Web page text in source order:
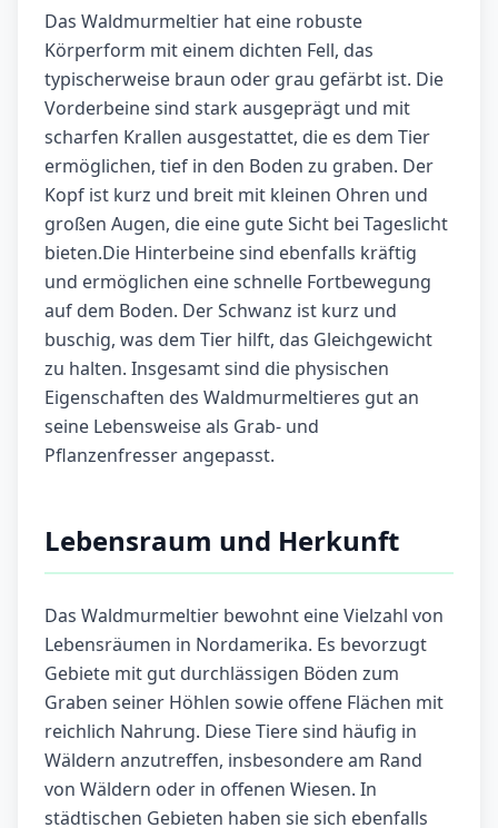
Das Waldmurmeltier hat eine robuste
Körperform mit einem dichten Fell, das
typischerweise braun oder grau gefärbt ist. Die
Vorderbeine sind stark ausgeprägt und mit
scharfen Krallen ausgestattet, die es dem Tier
ermöglichen, tief in den Boden zu graben. Der
Kopf ist kurz und breit mit kleinen Ohren und
großen Augen, die eine gute Sicht bei Tageslicht
bieten.Die Hinterbeine sind ebenfalls kräftig
und ermöglichen eine schnelle Fortbewegung
auf dem Boden. Der Schwanz ist kurz und
buschig, was dem Tier hilft, das Gleichgewicht
zu halten. Insgesamt sind die physischen
Eigenschaften des Waldmurmeltieres gut an
seine Lebensweise als Grab- und
Pflanzenfresser angepasst.
Lebensraum und Herkunft
Das Waldmurmeltier bewohnt eine Vielzahl von
Lebensräumen in Nordamerika. Es bevorzugt
Gebiete mit gut durchlässigen Böden zum
Graben seiner Höhlen sowie offene Flächen mit
reichlich Nahrung. Diese Tiere sind häufig in
Wäldern anzutreffen, insbesondere am Rand
von Wäldern oder in offenen Wiesen. In
städtischen Gebieten haben sie sich ebenfalls